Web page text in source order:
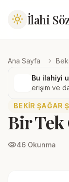
light_mode İlahi
Ana Sayfa chevron_right
Bu ilahiyi
erişim ve
BEKIR ŞAĞAR
Bir Tek
visibility46 Okunma